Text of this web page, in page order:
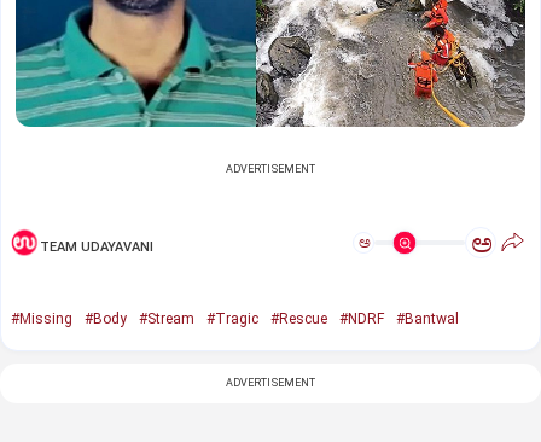
ADVERTISEMENT
TEAM UDAYAVANI ಅ ಅ
#Missing #Body #Stream #Tragic #Rescue #NDRF #Bantwal
ADVERTISEMENT